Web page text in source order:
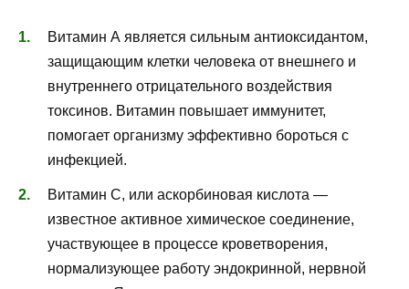
Витамин А является сильным антиоксидантом,
защищающим клетки человека от внешнего и
внутреннего отрицательного воздействия
токсинов. Витамин повышает иммунитет,
помогает организму эффективно бороться с
инфекцией.
Витамин С, или аскорбиновая кислота —
известное активное химическое соединение,
участвующее в процессе кроветворения,
нормализующее работу эндокринной, нервной